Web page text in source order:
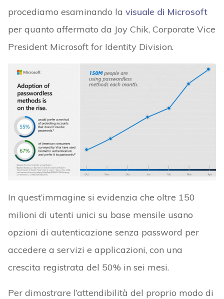
procediamo esaminando la visuale di Microsoft
per quanto affermato da Joy Chik, Corporate Vice
President Microsoft for Identity Division.
In quest’immagine si evidenzia che oltre 150
milioni di utenti unici su base mensile usano
opzioni di autenticazione senza password per
accedere a servizi e applicazioni, con una
crescita registrata del 50% in sei mesi.
Per dimostrare l’attendibilità del proprio modo di